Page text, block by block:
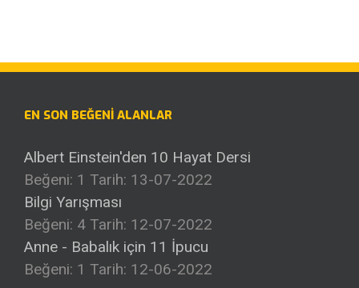
EN SON BEĞENI ALANLAR
Albert Einstein'den 10 Hayat Dersi
Beğeni: 1 Tarih: 13-07-2022
Bilgi Yarışması
Beğeni: 4 Tarih: 12-07-2022
Anne - Babalık için 11 İpucu
Beğeni: 1 Tarih: 12-06-2022